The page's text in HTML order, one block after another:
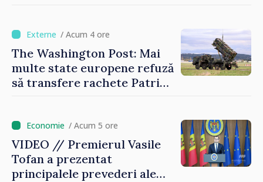
/ Acum 4 ore
The Washington Post: Mai
multe state europene refuză
să transfere rachete Patriot
/ Acum 5 ore
VIDEO // Premierul Vasile
Tofan a prezentat
principalele prevederi ale